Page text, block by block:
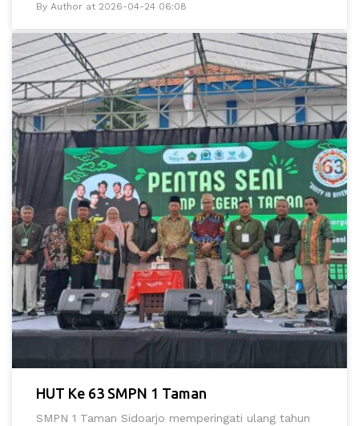
By Author at 2026-04-24 06:08
HUT Ke 63 SMPN 1 Taman
SMPN 1 Taman Sidoarjo memperingati ulang tahun